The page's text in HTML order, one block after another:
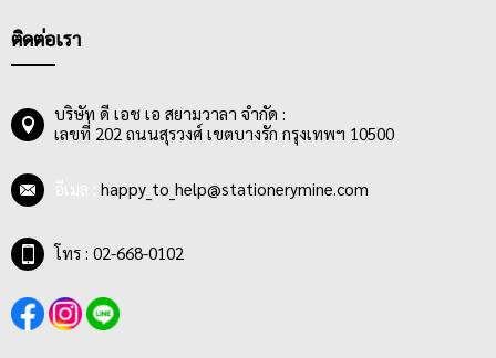
ติดต่อเรา
บริษัท ดี เอช เอ สยามวาลา จำกัด :
เลขที่ 202 ถนนสุรวงศ์ เขตบางรัก กรุงเทพฯ 10500
happy_to_help@stationerymine.com
โทร : 02-668-0102